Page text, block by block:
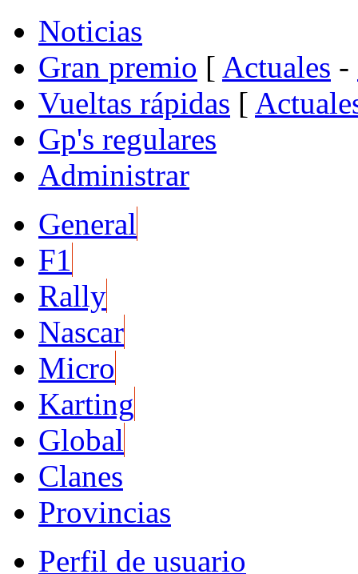
Noticias
Gran premio [ Actuales -
Vueltas rápidas [
Gp's regulares
Administrar
General
F1
Rally
Nascar
Micro
Karting
Global
Clanes
Provincias
Perfil de usuario